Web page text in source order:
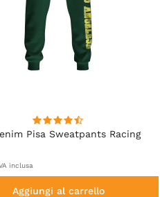
Pisa Sweatpants Racing
inclusa
Aggiungi al carrello